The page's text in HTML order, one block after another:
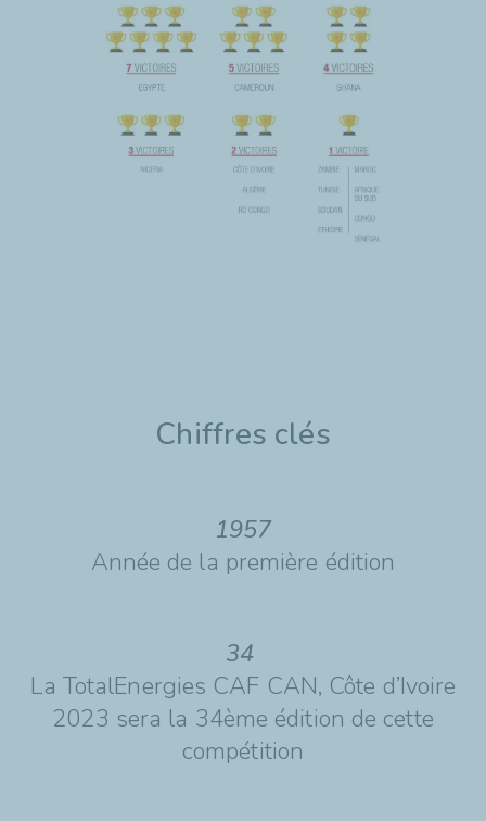
Chiffres clés
1957
Année de la première édition
34
La TotalEnergies CAF CAN, Côte d’Ivoire
2023 sera la 34ème édition de cette
compétition